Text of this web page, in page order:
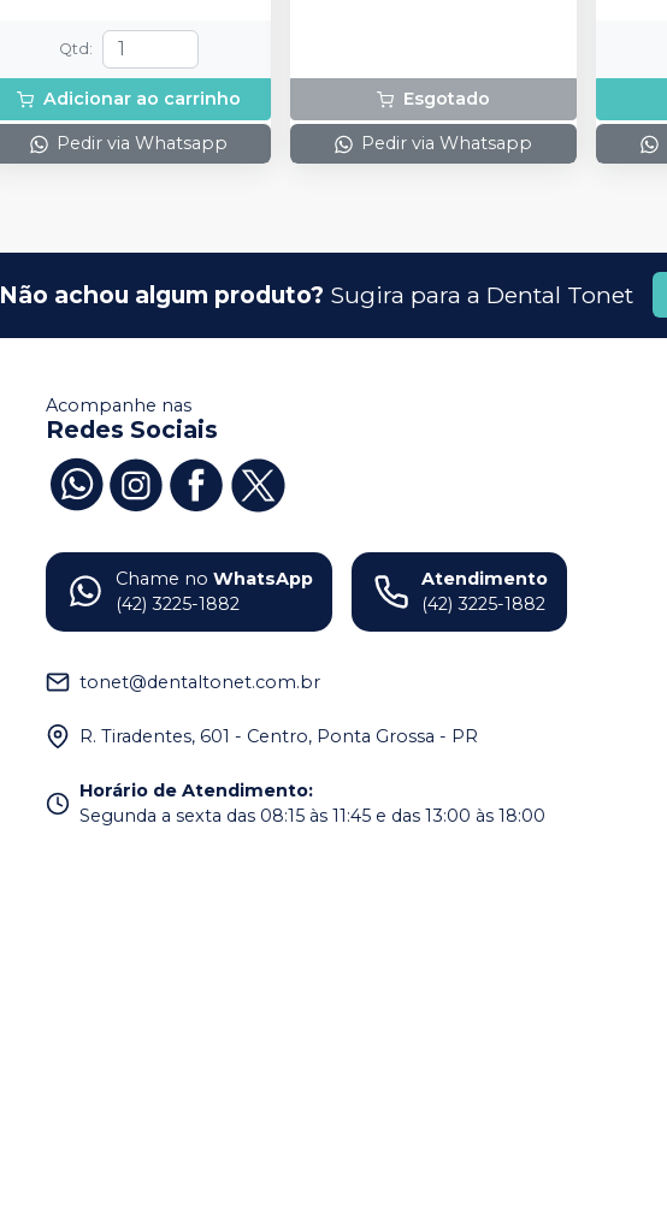
Qtd :
Adicionar ao carrinho
Pedir via Whatsapp
Esgotado
Pedir via Whatsapp
Não achou algum produto? Sugira para a Dental Tonet
Acompanhe nas
Redes Sociais
Chame no WhatsApp
(42) 3225-1882
Atendimento
(42) 3225-1882
tonet@dentaltonet.com.br
R. Tiradentes, 601 - Centro, Ponta Grossa - PR
Horário de Atendimento:
Segunda a sexta das 08:15 às 11:45 e das 13:00 às 18:00